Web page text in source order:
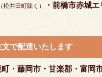
（松井田町除く）
・前橋市赤城
で配達いたします
・藤岡市・甘楽郡・富岡